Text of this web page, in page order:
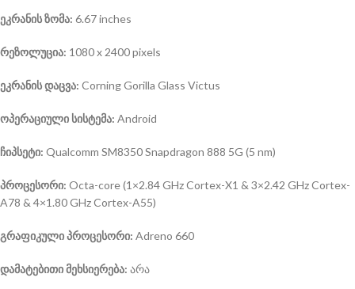
ეკრანის ზომა: 6.67 inches
რეზოლუცია: 1080 x 2400 pixels
ეკრანის დაცვა: Corning Gorilla Glass Victus
ოპერაციული სისტემა: Android
ჩიპსეტი: Qualcomm SM8350 Snapdragon 888 5G (5 nm)
პროცესორი: Octa-core (1×2.84 GHz Cortex-X1 & 3×2.42 GHz Cortex-
A78 & 4×1.80 GHz Cortex-A55)
გრაფიკული პროცესორი: Adreno 660
დამატებითი მეხსიერება: არა